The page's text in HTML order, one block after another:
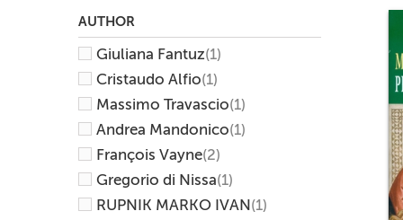
"Vita nella Spirito"
"Testimoni"(5)
"Luce della Parola"
Biographies and Studies
Collection "Vita nello Spirito"
(14)
Collection "Ispirazioni"
Hagiography(7)
AUTHOR
Giuliana Fantuz(1)
Cristaudo Alfio(1)
Massimo Travascio(1)
Andrea Mandonico(1)
François Vayne(2)
Gregorio di Nissa(1)
RUPNIK MARKO IVAN(1)